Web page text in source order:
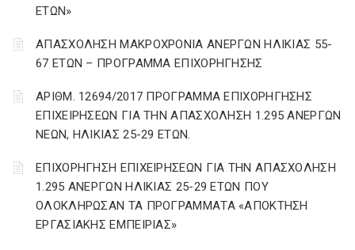
ΕΤΩΝ»
ΑΠΑΣΧΟΛΗΣΗ ΜΑΚΡΟΧΡΟΝΙΑ ΑΝΕΡΓΩΝ ΗΛΙΚΙΑΣ 55-
67 ΕΤΩΝ – ΠΡΟΓΡΑΜΜΑ ΕΠΙΧΟΡΗΓΗΣΗΣ
ΑΡΙΘΜ. 12694/2017 ΠΡΟΓΡΑΜΜΑ ΕΠΙΧΟΡΗΓΗΣΗΣ
ΕΠΙΧΕΙΡΗΣΕΩΝ ΓΙΑ ΤΗΝ ΑΠΑΣΧΟΛΗΣΗ 1.295 ΑΝΕΡΓΩΝ
ΝΕΩΝ, ΗΛΙΚΙΑΣ 25-29 ΕΤΩΝ.
ΕΠΙΧΟΡΗΓΗΣΗ ΕΠΙΧΕΙΡΗΣΕΩΝ ΓΙΑ ΤΗΝ ΑΠΑΣΧΟΛΗΣΗ
1.295 ΑΝΕΡΓΩΝ ΗΛΙΚΙΑΣ 25-29 ΕΤΩΝ ΠΟΥ
ΟΛΟΚΛΗΡΩΣΑΝ ΤΑ ΠΡΟΓΡΑΜΜΑΤΑ «ΑΠΟΚΤΗΣΗ
ΕΡΓΑΣΙΑΚΗΣ ΕΜΠΕΙΡΙΑΣ»